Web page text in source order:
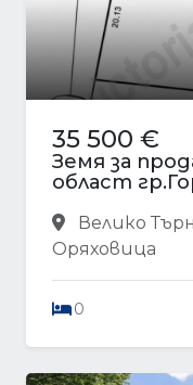
35 500 €
Земя за
област
Велико
Оряховица
0